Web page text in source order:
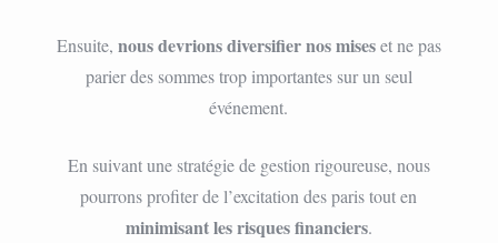
Ensuite, nous devrions diversifier nos miseset ne pas
parier des sommes trop importantes sur un seul
événement.
En suivant une stratégie de gestion rigoureuse, nous
pourrons profiter de l’excitation des paris tout en
minimisant les risques financiers.